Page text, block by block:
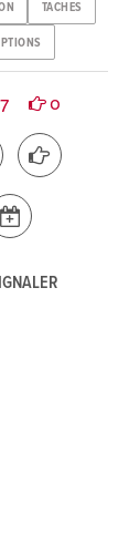
TACHES
0